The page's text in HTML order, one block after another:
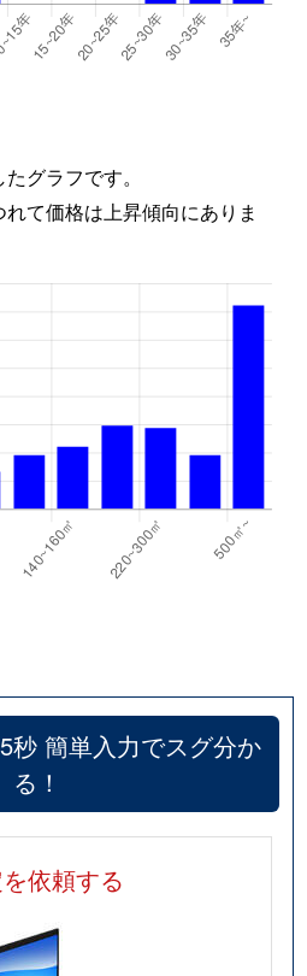
グラフです。
て価格は上昇傾向にありま
秒 簡単入力でスグ分か
る！
依頼する